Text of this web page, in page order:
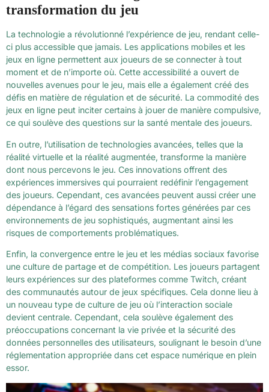
transformation du jeu
La technologie a révolutionné l’expérience de jeu, rendant celle-
ci plus accessible que jamais. Les applications mobiles et les
jeux en ligne permettent aux joueurs de se connecter à tout
moment et de n’importe où. Cette accessibilité a ouvert de
nouvelles avenues pour le jeu, mais elle a également créé des
défis en matière de régulation et de sécurité. La commodité des
jeux en ligne peut inciter certains à jouer de manière compulsive,
ce qui soulève des questions sur la santé mentale des joueurs.
En outre, l’utilisation de technologies avancées, telles que la
réalité virtuelle et la réalité augmentée, transforme la manière
dont nous percevons le jeu. Ces innovations offrent des
expériences immersives qui pourraient redéfinir l’engagement
des joueurs. Cependant, ces avancées peuvent aussi créer une
dépendance à l’égard des sensations fortes générées par ces
environnements de jeu sophistiqués, augmentant ainsi les
risques de comportements problématiques.
Enfin, la convergence entre le jeu et les médias sociaux favorise
une culture de partage et de compétition. Les joueurs partagent
leurs expériences sur des plateformes comme Twitch, créant
des communautés autour de jeux spécifiques. Cela donne lieu à
un nouveau type de culture de jeu où l’interaction sociale
devient centrale. Cependant, cela soulève également des
préoccupations concernant la vie privée et la sécurité des
données personnelles des utilisateurs, soulignant le besoin d’une
réglementation appropriée dans cet espace numérique en plein
essor.